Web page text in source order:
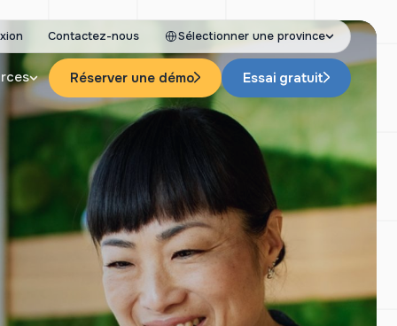
Contactez-nous Sélectionner une province
Réserver une démo Essai gratuit